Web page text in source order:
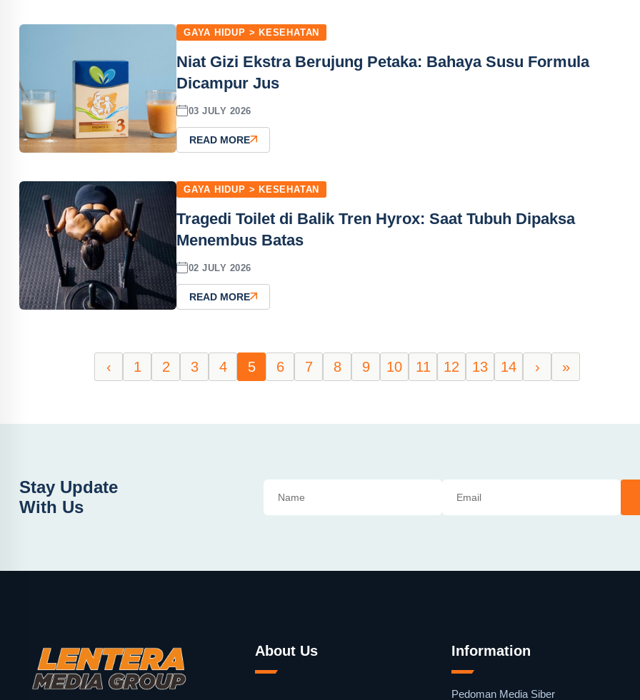
GAYA HIDUP > KESEHATAN
Niat Gizi Ekstra Berujung Petaka: Bahaya Susu Formula
Dicampur Jus
03 JULY 2026
READ MORE
GAYA HIDUP > KESEHATAN
Tragedi Toilet di Balik Tren Hyrox: Saat Tubuh Dipaksa
Menembus Batas
02 JULY 2026
READ MORE
‹ 1 2 3 4 5 6 7 8 9 10 11 12 13 14 › »
Stay Update
With Us
About Us Information
Pedoman Media Siber